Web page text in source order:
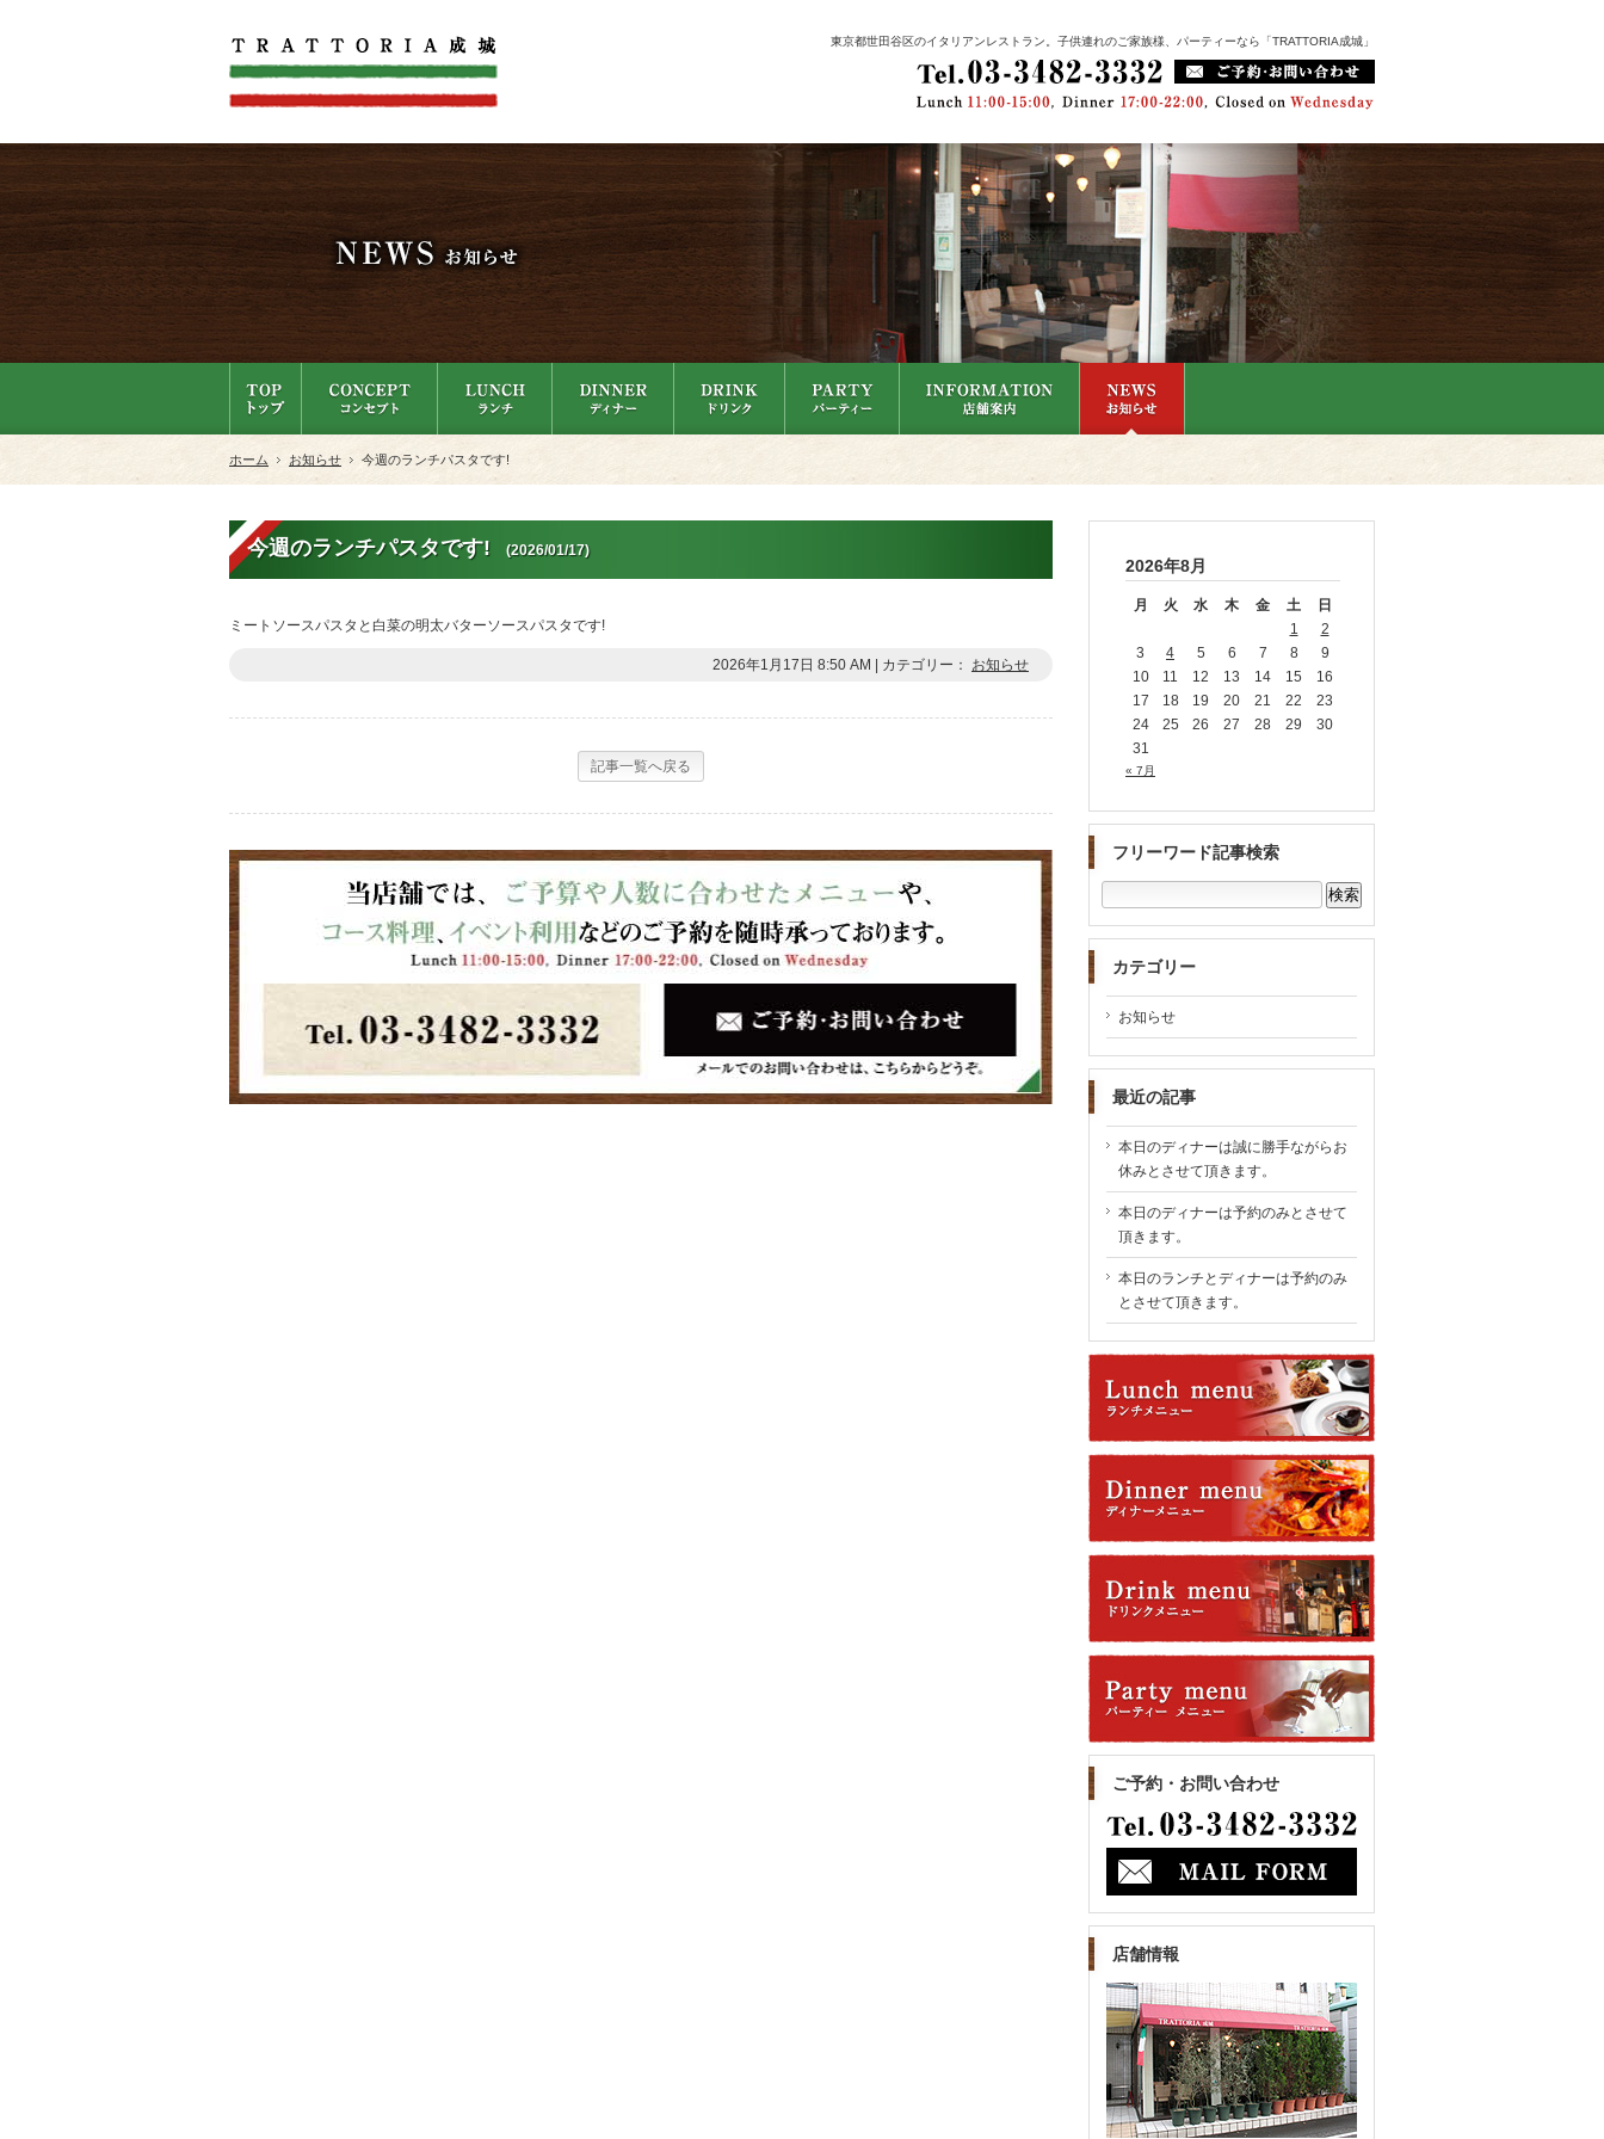
東京都世田谷区のイタリアンレストラン。子供連れのご家族様、パーティーなら「TRATTORIA成城」
ホーム お知らせ 今週のランチパスタです!
今週のランチパスタです! (2026/01/17)
ミートソースパスタと白菜の明太バターソースパスタです!
2026年1月17日 8:50 AM | カテゴリー： お知らせ
記事一覧へ戻る
2026年8月
月 火 水 木 金 土
日
1
2
3
4 5 6 7 8
9
10
11 12 13 14 15
16
17
18 19 20 21 22
23
24
25 26 27 28 29
30
31
« 7月
フリーワード記事検索
カテゴリー
お知らせ
最近の記事
本日のディナーは誠に勝手ながらお
休みとさせて頂きます。
本日のディナーは予約のみとさせて
頂きます。
本日のランチとディナーは予約のみ
とさせて頂きます。
ご予約・お問い合わせ
店舗情報